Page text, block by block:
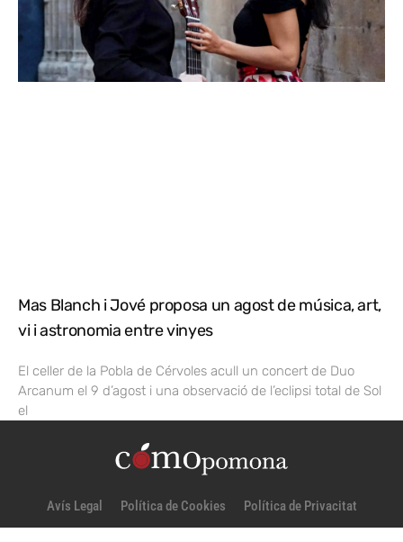
Mas Blanch i Jové proposa un agost de música, art,
vi i astronomia entre vinyes
El celler de la Pobla de Cérvoles acull un concert de Duo
Arcanum el 9 d’agost i una observació de l’eclipsi total de Sol
el
Avís Legal Política de Cookies Política de Privacitat